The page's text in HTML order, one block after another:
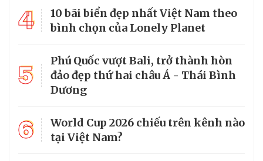
4
10 bãi biển đẹp nhất Việt Nam theo
bình chọn của Lonely Planet
5
Phú Quốc vượt Bali, trở thành hòn
đảo đẹp thứ hai châu Á - Thái Bình
Dương
6
World Cup 2026 chiếu trên kênh nào
tại Việt Nam?